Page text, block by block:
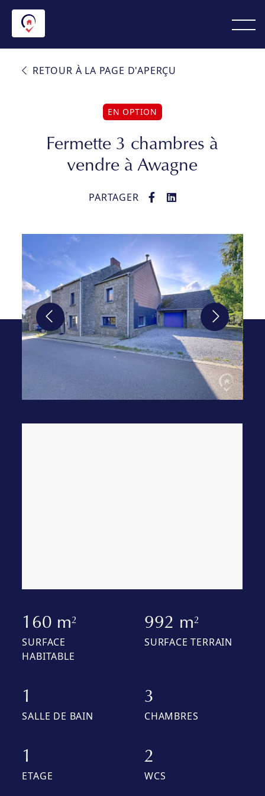
RETOUR À LA PAGE D'APERÇU
EN OPTION
Fermette 3 chambres à
vendre à Awagne
PARTAGER
160 m2
SURFACE
HABITABLE
992 m2
SURFACE TERRAIN
1
SALLE DE BAIN
3
CHAMBRES
1
ETAGE
2
WCS